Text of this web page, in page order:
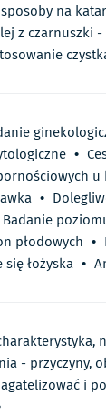
na katar
z czarnuszki
•
•
Badanie
płodowych •
łożyska •
- przyczyny,
i